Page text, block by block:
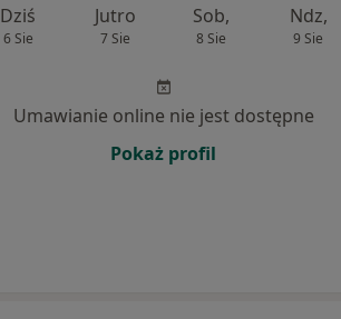
Dziś
6 Sie
Jutro
7 Sie
Sob,
8 Sie
Ndz,
9 Sie
Umawianie online nie jest dostępne
Pokaż profil